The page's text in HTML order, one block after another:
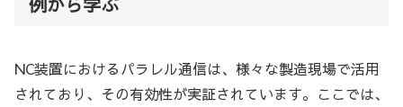
NC装置におけるパラレル通信は、様々な製造現場で活用
されており、その有効性が実証されています。ここでは、